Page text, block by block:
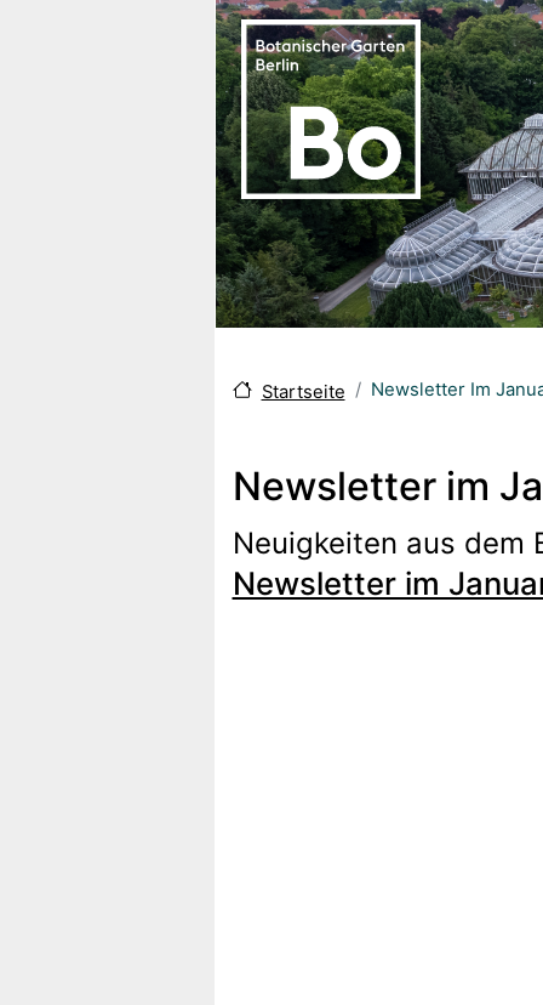
Startseite Newsletter Im
Newsletter im
Neuigkeiten aus dem
Newsletter im